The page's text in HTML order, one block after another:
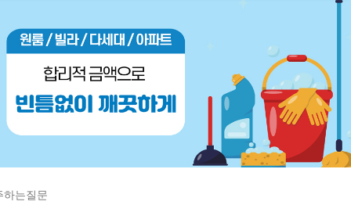
하는질문